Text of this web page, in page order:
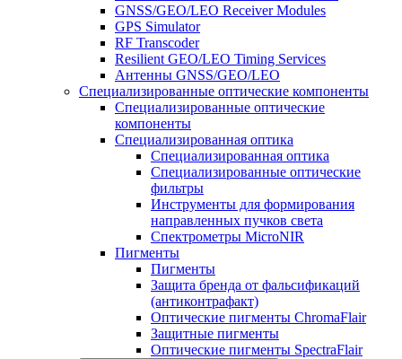
GNSS/GEO/LEO Receiver Modules
GPS Simulator
RF Transcoder
Resilient GEO/LEO Timing Services
Антенны GNSS/GEO/LEO
Специализированные оптические компоненты
Специализированные оптические
компоненты
Специализированная оптика
Специализированная оптика
Специализированные оптические
фильтры
Инструменты для формирования
направленных пучков света
Спектрометры MicroNIR
Пигменты
Пигменты
Защита бренда от фальсификаций
(антиконтрафакт)
Оптические пигменты ChromaFlair
Защитные пигменты
Оптические пигменты SpectraFlair